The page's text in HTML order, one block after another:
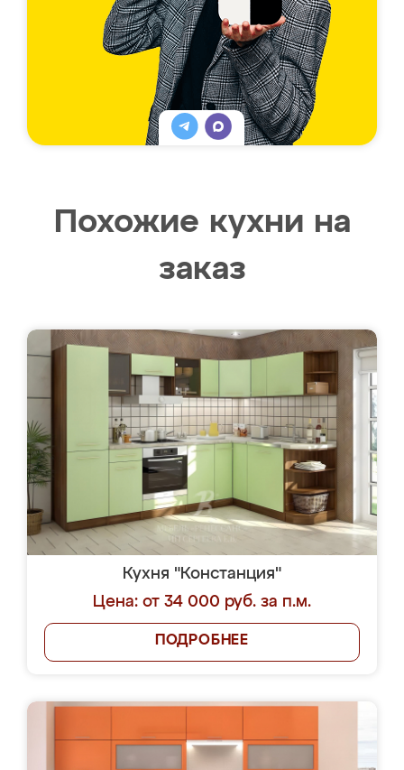
Похожие кухни на
заказ
Кухня "Констанция"
Цена: от 34 000 руб. за п.м.
ПОДРОБНЕЕ